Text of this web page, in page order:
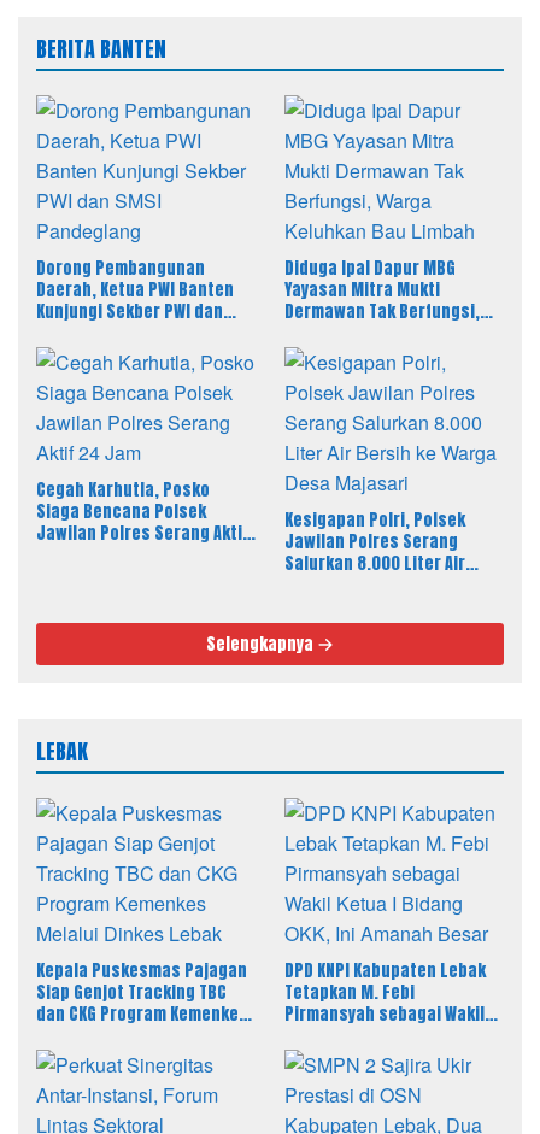
BERITA BANTEN
Dorong Pembangunan
Daerah, Ketua PWI Banten
Kunjungi Sekber PWI dan
Diduga Ipal Dapur MBG
Yayasan Mitra Mukti
Dermawan Tak Berfungsi,
Cegah Karhutla, Posko
Siaga Bencana Polsek
Jawilan Polres Serang Aktif
Kesigapan Polri, Polsek
Jawilan Polres Serang
Salurkan 8.000 Liter Air
Selengkapnya
LEBAK
Kepala Puskesmas Pajagan
Siap Genjot Tracking TBC
dan CKG Program Kemenkes
DPD KNPI Kabupaten Lebak
Tetapkan M. Febi
Pirmansyah sebagai Wakil
Amanah Besar